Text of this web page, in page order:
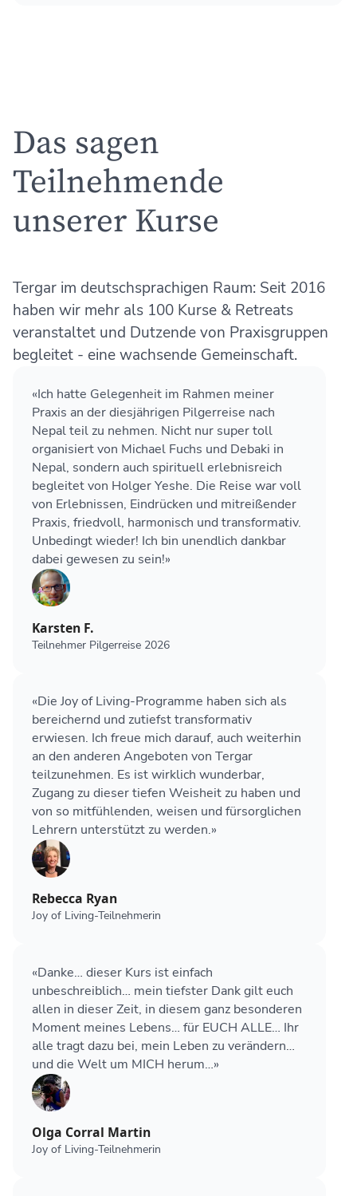
Das sagen
Teilnehmende
unserer Kurse
Tergar im deutschsprachigen Raum: Seit 2016
haben wir mehr als 100 Kurse & Retreats
veranstaltet und Dutzende von Praxisgruppen
begleitet - eine wachsende Gemeinschaft.
«Ich hatte Gelegenheit im Rahmen meiner
Praxis an der diesjährigen Pilgerreise nach
Nepal teil zu nehmen. Nicht nur super toll
organisiert von Michael Fuchs und Debaki in
Nepal, sondern auch spirituell erlebnisreich
begleitet von Holger Yeshe. Die Reise war voll
von Erlebnissen, Eindrücken und mitreißender
Praxis, friedvoll, harmonisch und transformativ.
Unbedingt wieder! Ich bin unendlich dankbar
dabei gewesen zu sein!»
Karsten F.
Teilnehmer Pilgerreise 2026
«Die Joy of Living-Programme haben sich als
bereichernd und zutiefst transformativ
erwiesen. Ich freue mich darauf, auch weiterhin
an den anderen Angeboten von Tergar
teilzunehmen. Es ist wirklich wunderbar,
Zugang zu dieser tiefen Weisheit zu haben und
von so mitfühlenden, weisen und fürsorglichen
Lehrern unterstützt zu werden.»
Rebecca Ryan
Joy of Living-Teilnehmerin
«Danke… dieser Kurs ist einfach
unbeschreiblich… mein tiefster Dank gilt euch
allen in dieser Zeit, in diesem ganz besonderen
Moment meines Lebens… für EUCH ALLE… Ihr
alle tragt dazu bei, mein Leben zu verändern…
und die Welt um MICH herum…»
Olga Corral Martin
Joy of Living-Teilnehmerin